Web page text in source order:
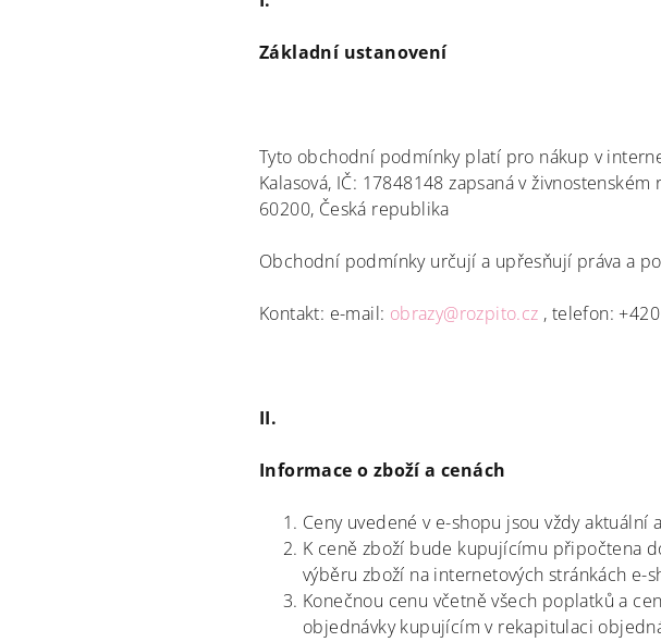
Základní ustanovení
Tyto obchodní podmínky platí pro nákup v
Kalasová, IČ: 17848148 zapsaná v
60200, Česká republika
Obchodní podmínky určují a upřesňují práva a
Kontakt: e-mail: obrazy@rozpito.cz , telefon:
II.
Informace o zboží a cenách
Ceny uvedené v e-shopu jsou vždy aktuální
K ceně zboží bude kupujícímu připočtena
výběru zboží na internetových stránkách e-
Konečnou cenu včetně všech poplatků a
objednávky kupujícím v rekapitulaci